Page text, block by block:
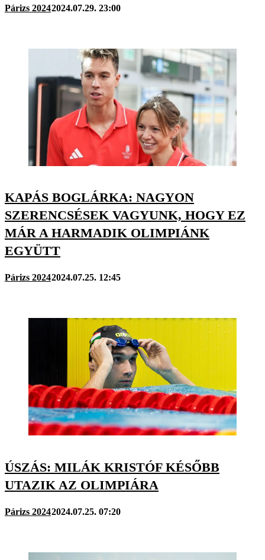
Párizs 20242024.07.29. 23:00
KAPÁS BOGLÁRKA: NAGYON
SZERENCSÉSEK VAGYUNK, HOGY EZ
MÁR A HARMADIK OLIMPIÁNK
EGYÜTT
Párizs 20242024.07.25. 12:45
ÚSZÁS: MILÁK KRISTÓF KÉSŐBB
UTAZIK AZ OLIMPIÁRA
Párizs 20242024.07.25. 07:20